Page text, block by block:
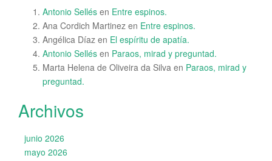
Antonio Sellés en Entre espinos.
Ana Cordich Martinez en Entre espinos.
Angélica Díaz en El espíritu de apatía.
Antonio Sellés en Paraos, mirad y preguntad.
Marta Helena de Oliveira da Silva en Paraos, mirad y
preguntad.
Archivos
junio 2026
mayo 2026